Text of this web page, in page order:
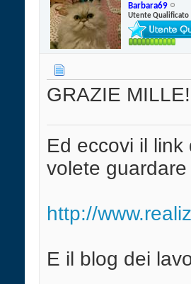
Barbara69
Utente Qualificato
GRAZIE
Ed eccovi il
volete
http://
E il blog dei